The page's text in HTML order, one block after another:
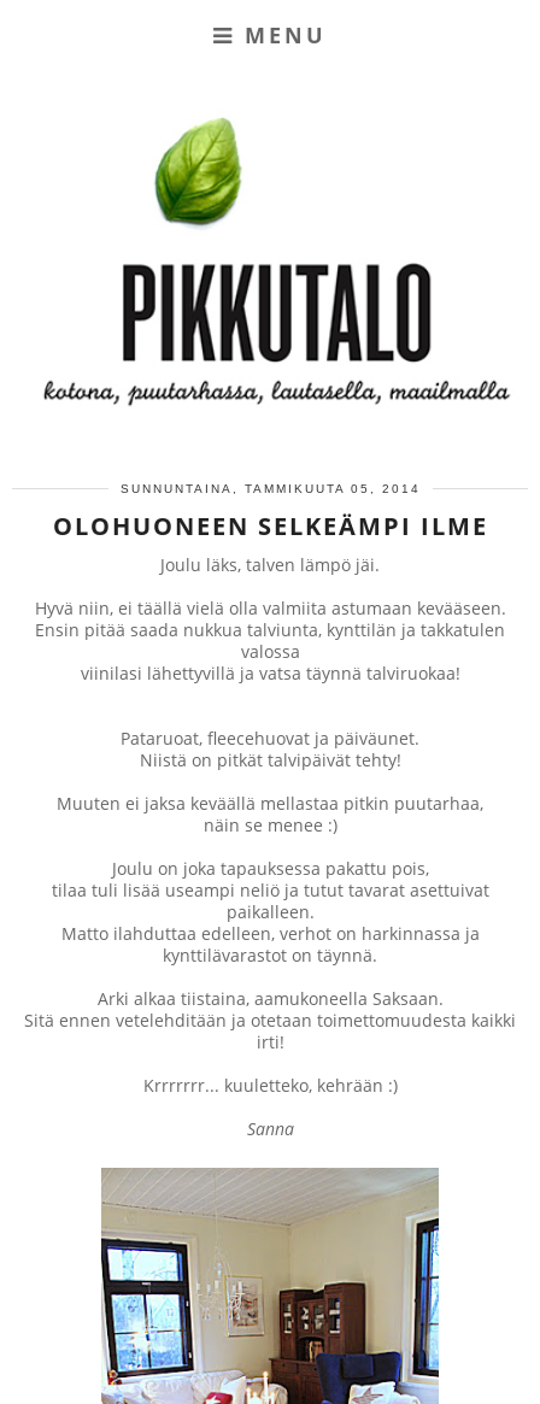
MENU
SUNNUNTAINA, TAMMIKUUTA 05, 2014
OLOHUONEEN SELKEÄMPI ILME
Joulu läks, talven lämpö jäi.
Hyvä niin, ei täällä vielä olla valmiita astumaan kevääseen.
Ensin pitää saada nukkua talviunta, kynttilän ja takkatulen
valossa
viinilasi lähettyvillä ja vatsa täynnä talviruokaa!
Pataruoat, fleecehuovat ja päiväunet.
Niistä on pitkät talvipäivät tehty!
Muuten ei jaksa keväällä mellastaa pitkin puutarhaa,
näin se menee :)
Joulu on joka tapauksessa pakattu pois,
tilaa tuli lisää useampi neliö ja tutut tavarat asettuivat
paikalleen.
Matto ilahduttaa edelleen, verhot on harkinnassa ja
kynttilävarastot on täynnä.
Arki alkaa tiistaina, aamukoneella Saksaan.
Sitä ennen vetelehditään ja otetaan toimettomuudesta kaikki
irti!
Krrrrrrr... kuuletteko, kehrään :)
Sanna